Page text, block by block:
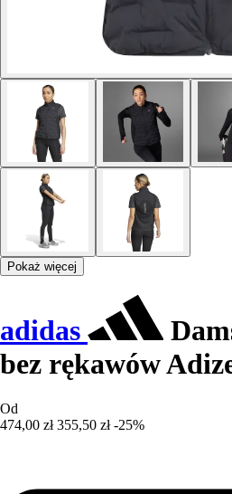
Pokaż więcej
adidas
bez rękawów
Od
474,00 zł 355,50 zł -25%